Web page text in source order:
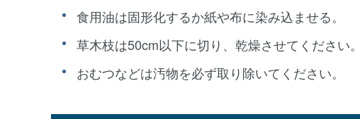
食用油は固形化するか紙や布に染み込ませる。
草木枝は50cm以下に切り、乾燥させてください。
おむつなどは汚物を必ず取り除いてください。